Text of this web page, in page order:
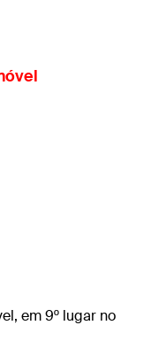
em 9º lugar no